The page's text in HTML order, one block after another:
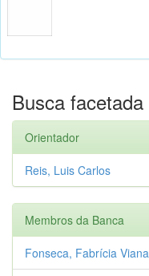
Busca facetada
Orientador
Reis, Luis Carlos
Membros da Banca
Fonseca, Fabrícia Viana